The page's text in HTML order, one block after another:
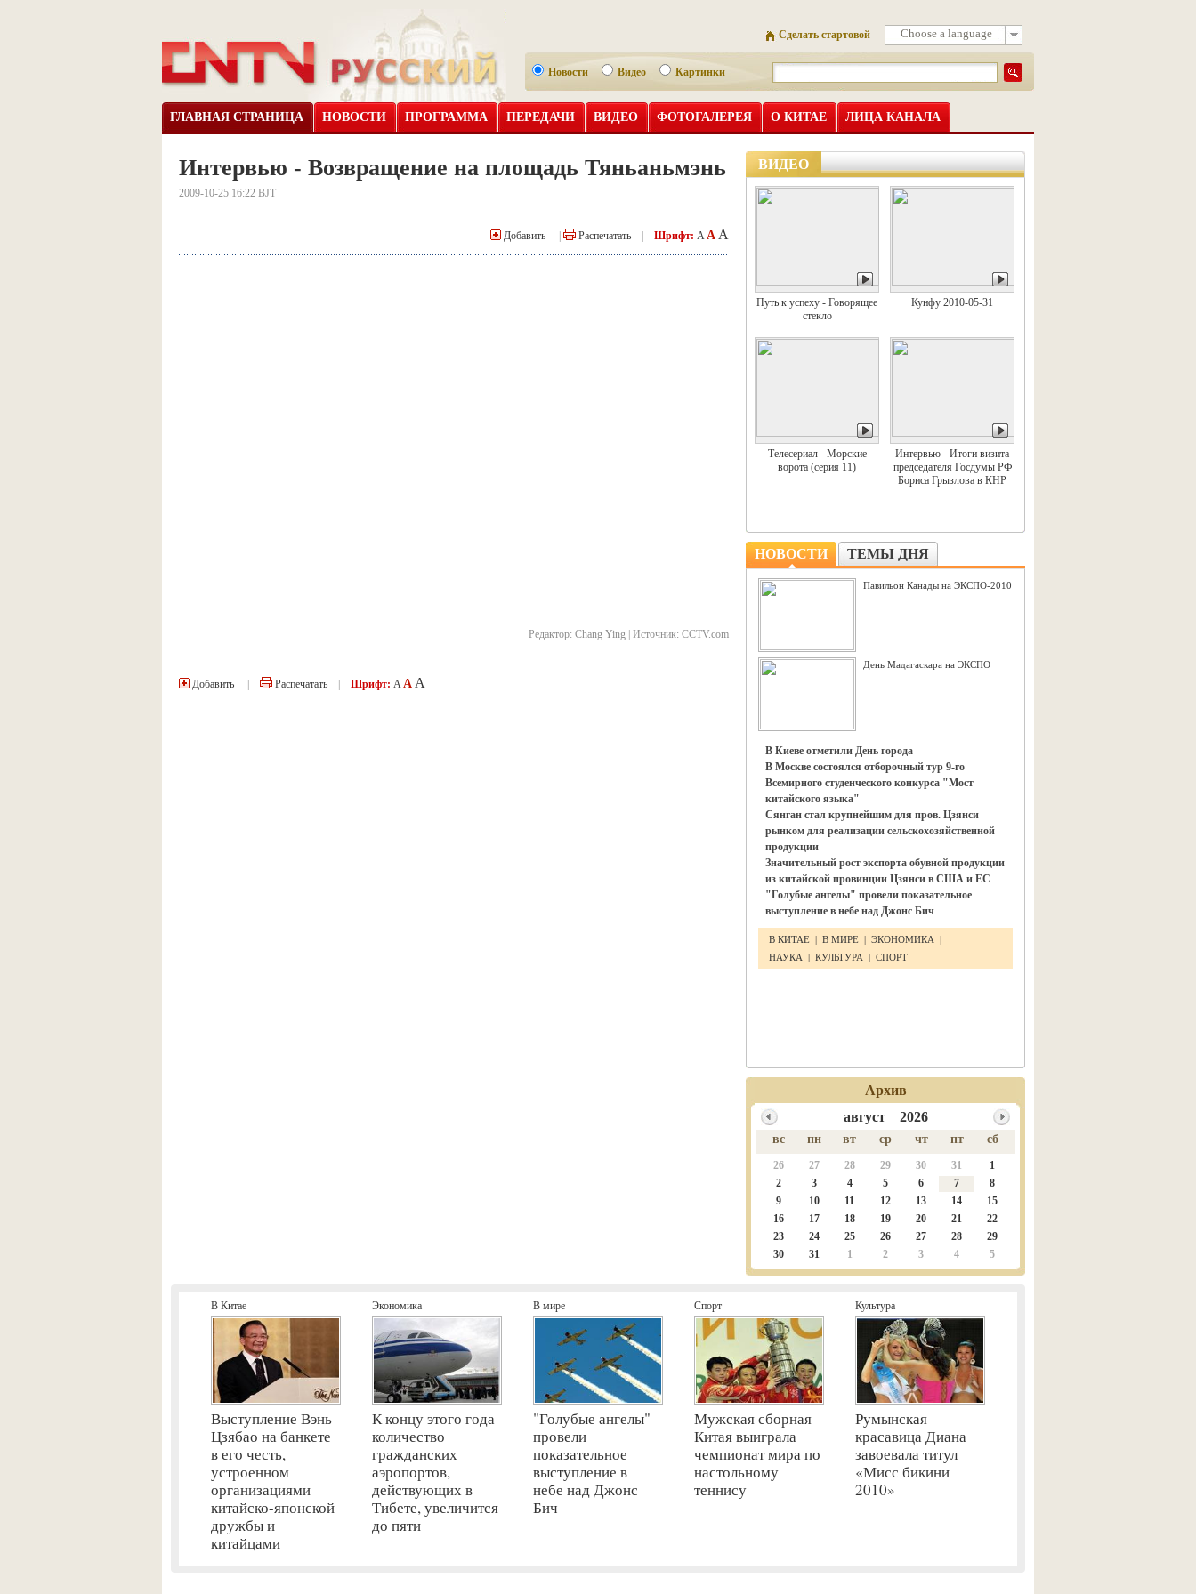
Choose a language
Сделать стартовой
Новости Видео Картинки
ГЛАВНАЯ СТРАНИЦА НОВОСТИ ПРОГРАММА ПЕРЕДАЧИ ВИДЕО ФОТОГАЛЕРЕЯ О КИТАЕ ЛИЦА КАНАЛА
Интервью - Возвращение на площадь Тяньаньмэнь
2009-10-25 16:22 BJT
Добавить Распечатать Шрифт: A A A
Редактор: Chang Ying | Источник: CCTV.com
Добавить Распечатать Шрифт: A A A
ВИДЕО
Путь к успеху - Говорящее
стекло
Кунфу 2010-05-31
Телесериал - Морские
ворота (серия 11)
Интервью - Итоги визита
председателя Госдумы РФ
Бориса Грызлова в КНР
НОВОСТИ ТЕМЫ ДНЯ
Павильон Канады на ЭКСПО-2010
День Мадагаскара на ЭКСПО
В Киеве отметили День города
В Москве состоялся отборочный тур 9-го
Всемирного студенческого конкурса "Мост
китайского языка"
Сянган стал крупнейшим для пров. Цзянси
рынком для реализации сельскохозяйственной
продукции
Значительный рост экспорта обувной продукции
из китайской провинции Цзянси в США и ЕС
"Голубые ангелы" провели показательное
выступление в небе над Джонс Бич
В КИТАЕ | В МИРЕ | ЭКОНОМИКА |
НАУКА | КУЛЬТУРА | СПОРТ
Архив
август 2026
вс пн вт ср чт пт сб
26 27 28 29 30 31
1
2
3 4 5 6 7
8
9
10 11 12 13 14
15
16
17 18 19 20 21
22
23
24 25 26 27 28
29
30
31 1 2 3 4 5
В Китае
Выступление Вэнь
Цзябао на банкете
в его честь,
устроенном
организациями
китайско-японской
дружбы и
китайцами
Экономика
К концу этого года
количество
гражданских
аэропортов,
действующих в
Тибете, увеличится
до пяти
В мире
"Голубые ангелы"
провели
показательное
выступление в
небе над Джонс
Бич
Спорт
Мужская сборная
Китая выиграла
чемпионат мира по
настольному
теннису
Культура
Румынская
красавица Диана
завоевала титул
«Мисс бикини
2010»